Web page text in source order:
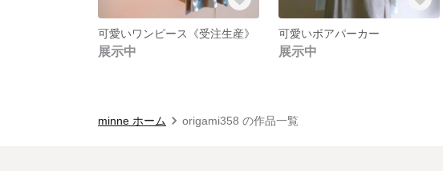
可愛いワンピース《受注生産》
展示中
可愛いボアパーカー
展示中
minne ホーム origami358 の作品一覧